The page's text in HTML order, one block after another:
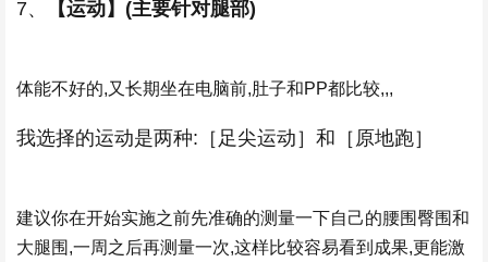
7、 【运动】(主要针对腿部)
体能不好的,又长期坐在电脑前,肚子和PP都比较,,,
我选择的运动是两种:［足尖运动］和［原地跑］
建议你在开始实施之前先准确的测量一下自己的腰围臀围和
大腿围,一周之后再测量一次,这样比较容易看到成果,更能激